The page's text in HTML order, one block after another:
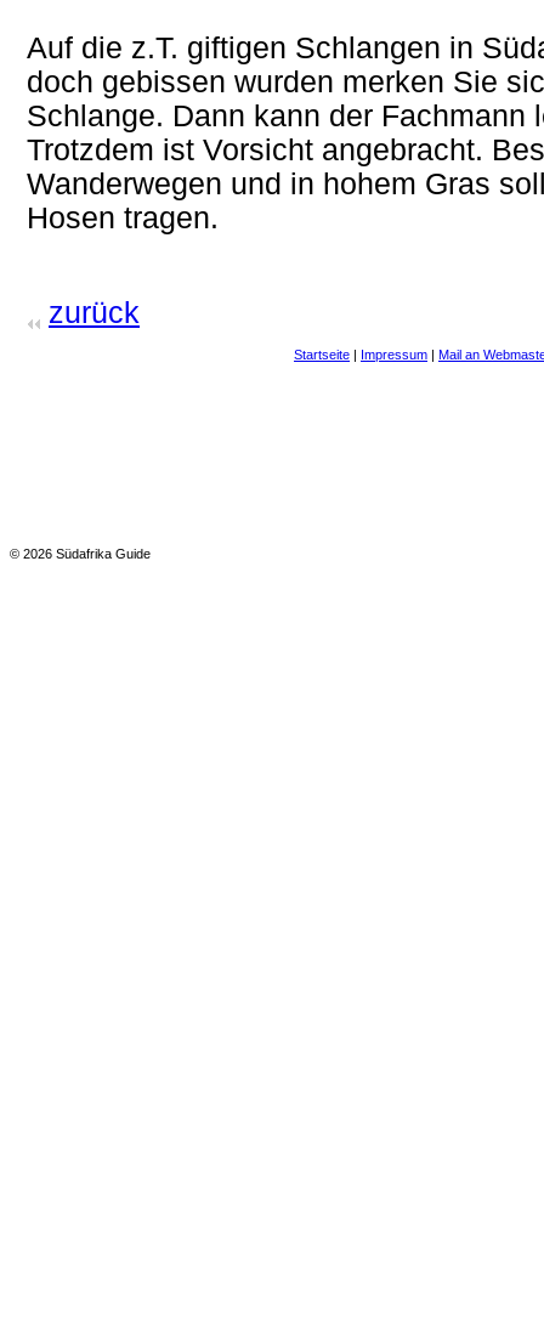
Auf die z.T. giftigen Schlangen in
doch gebissen wurden merken Sie
Schlange. Dann kann der
Trotzdem ist Vorsicht angebracht.
Wanderwegen und in hohem Gras
Hosen tragen.
zurück
Startseite Impressum Mail an
© 2026 Südafrika Guide